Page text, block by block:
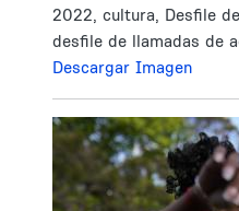
2022, cultura, Desfile
desfile de llamadas de
Descargar Imagen